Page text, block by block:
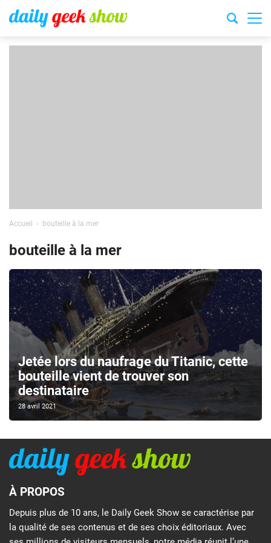
Accueil bouteille à la mer
bouteille à la mer
Jetée lors du naufrage du Titanic, cette
bouteille vient de trouver son
destinataire
28 avril 2021
À PROPOS
Depuis plus de 10 ans, le Daily Geek Show se caractérise par
la qualité de ses contenus et de ses choix éditoriaux. Avec